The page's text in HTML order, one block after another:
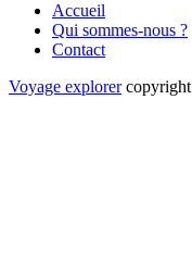
Accueil
Qui sommes-nous ?
Contact
Voyage explorer copyright